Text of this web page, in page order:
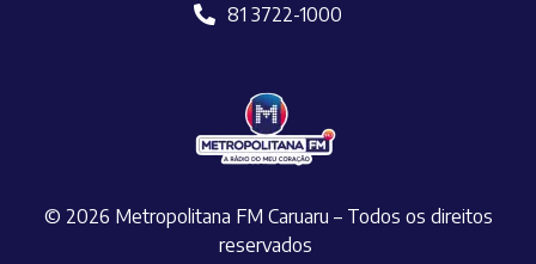
81 3722-1000
© 2026 Metropolitana FM Caruaru – Todos os direitos
reservados